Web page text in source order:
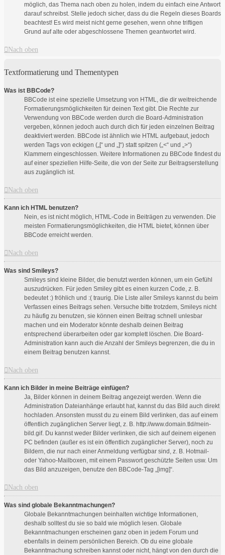
möglich, das Thema nach oben zu holen, indem du einfach eine Antwort
darauf schreibst. Stelle jedoch sicher, dass du die Regeln dieses Boards
beachtest! Es wird meist nicht gerne gesehen, wenn ohne triftigen
Grund auf alte oder abgeschlossene Themen geantwortet wird.
Nach oben
Textformatierung und Thementypen
Was ist BBCode?
BBCode ist eine spezielle Umsetzung von HTML, die dir weitreichende
Formatierungsmöglichkeiten für deinen Text gibt. Die Rechte zur
Verwendung von BBCode werden durch die Board-Administration
vergeben, können jedoch auch durch dich für jeden einzelnen Beitrag
deaktiviert werden. BBCode ist ähnlich wie HTML aufgebaut, jedoch
werden Tags von eckigen („[“ und „]“) statt spitzen („<“ und „>“)
Klammern eingeschlossen. Weitere Informationen zu BBCode findest du
auf einer speziellen Hilfe-Seite, die von der Seite zur Beitragserstellung
aus zugänglich ist.
Nach oben
Kann ich HTML benutzen?
Nein, es ist nicht möglich, HTML-Code in Beiträgen zu verwenden. Die
meisten Formatierungsmöglichkeiten, die HTML bietet, können über
BBCode erreicht werden.
Nach oben
Was sind Smileys?
Smileys sind kleine Bilder, die benutzt werden können, um ein Gefühl
auszudrücken. Für jeden Smiley gibt es einen kurzen Code, z. B.
bedeutet :) fröhlich und :( traurig. Die Liste aller Smileys kannst du beim
Verfassen eines Beitrags sehen. Versuche bitte trotzdem, Smileys nicht
zu häufig zu benutzen, sie können einen Beitrag schnell unlesbar
machen und ein Moderator könnte deshalb deinen Beitrag
entsprechend überarbeiten oder gar komplett löschen. Die Board-
Administration kann auch die Anzahl der Smileys begrenzen, die du in
einem Beitrag benutzen kannst.
Nach oben
Kann ich Bilder in meine Beiträge einfügen?
Ja, Bilder können in deinem Beitrag angezeigt werden. Wenn die
Administration Dateianhänge erlaubt hat, kannst du das Bild auch direkt
hochladen. Ansonsten musst du zu einem Bild verlinken, das auf einem
öffentlich zugänglichen Server liegt, z. B. http://www.domain.tld/mein-
bild.gif. Du kannst weder Bilder verlinken, die sich auf deinem eigenen
PC befinden (außer es ist ein öffentlich zugänglicher Server), noch zu
Bildern, die nur nach einer Anmeldung verfügbar sind, z. B. Hotmail-
oder Yahoo-Mailboxen, mit einem Passwort geschützte Seiten usw. Um
das Bild anzuzeigen, benutze den BBCode-Tag „[img]“.
Nach oben
Was sind globale Bekanntmachungen?
Globale Bekanntmachungen beinhalten wichtige Informationen,
deshalb solltest du sie so bald wie möglich lesen. Globale
Bekanntmachungen erscheinen ganz oben in jedem Forum und
ebenfalls in deinem persönlichen Bereich. Ob du eine globale
Bekanntmachung schreiben kannst oder nicht, hängt von den durch die